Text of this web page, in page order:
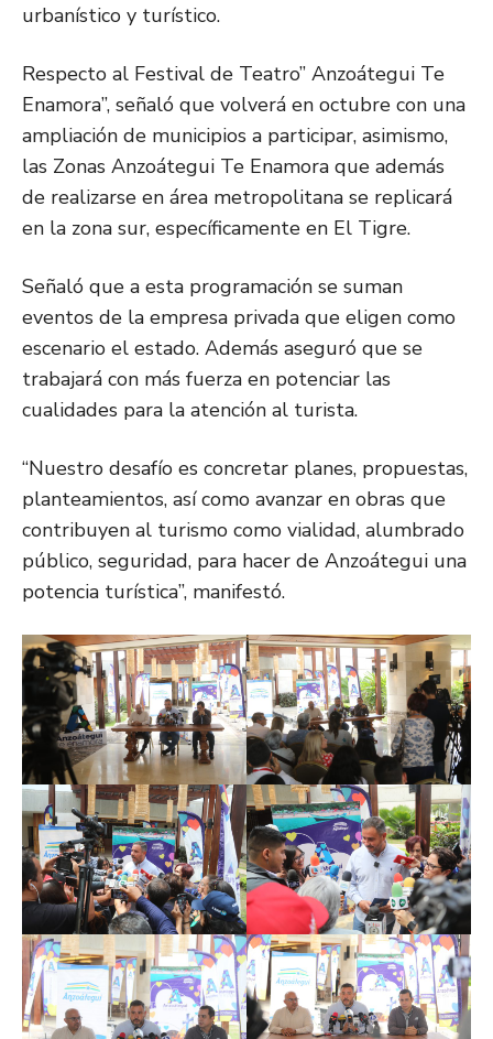
urbanístico y turístico.
Respecto al Festival de Teatro” Anzoátegui Te
Enamora”, señaló que volverá en octubre con una
ampliación de municipios a participar, asimismo,
las Zonas Anzoátegui Te Enamora que además
de realizarse en área metropolitana se replicará
en la zona sur, específicamente en El Tigre.
Señaló que a esta programación se suman
eventos de la empresa privada que eligen como
escenario el estado. Además aseguró que se
trabajará con más fuerza en potenciar las
cualidades para la atención al turista.
“Nuestro desafío es concretar planes, propuestas,
planteamientos, así como avanzar en obras que
contribuyen al turismo como vialidad, alumbrado
público, seguridad, para hacer de Anzoátegui una
potencia turística”, manifestó.